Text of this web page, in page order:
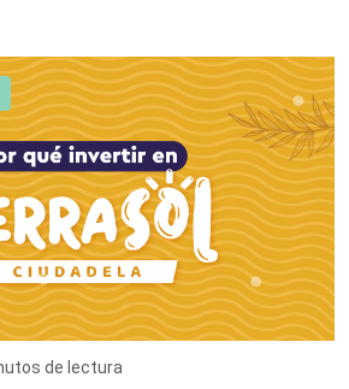
paso por esta compañía lo
una entusiasta del marketing
convertirme en la Directora […]
de lectura